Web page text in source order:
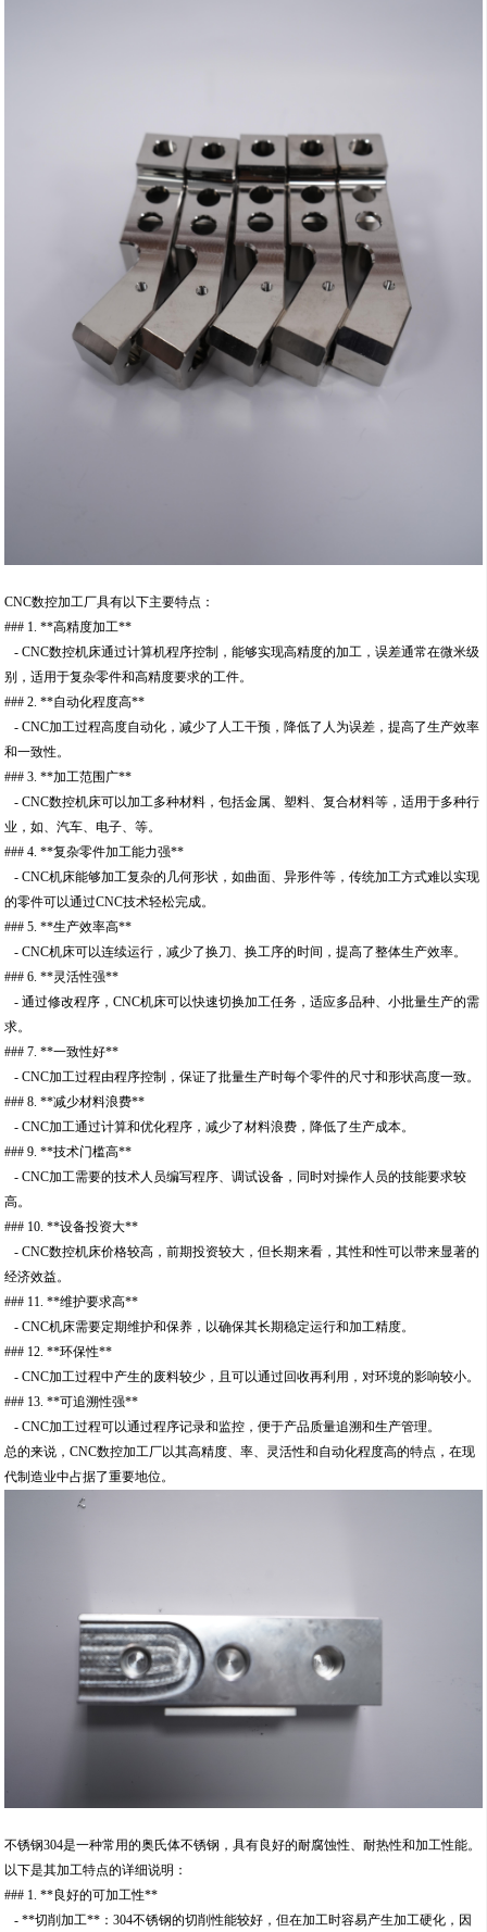
CNC数控加工厂具有以下主要特点：
### 1. **高精度加工**
- CNC数控机床通过计算机程序控制，能够实现高精度的加工，误差通常在微米级
别，适用于复杂零件和高精度要求的工件。
### 2. **自动化程度高**
- CNC加工过程高度自动化，减少了人工干预，降低了人为误差，提高了生产效率
和一致性。
### 3. **加工范围广**
- CNC数控机床可以加工多种材料，包括金属、塑料、复合材料等，适用于多种行
业，如、汽车、电子、等。
### 4. **复杂零件加工能力强**
- CNC机床能够加工复杂的几何形状，如曲面、异形件等，传统加工方式难以实现
的零件可以通过CNC技术轻松完成。
### 5. **生产效率高**
- CNC机床可以连续运行，减少了换刀、换工序的时间，提高了整体生产效率。
### 6. **灵活性强**
- 通过修改程序，CNC机床可以快速切换加工任务，适应多品种、小批量生产的需
求。
### 7. **一致性好**
- CNC加工过程由程序控制，保证了批量生产时每个零件的尺寸和形状高度一致。
### 8. **减少材料浪费**
- CNC加工通过计算和优化程序，减少了材料浪费，降低了生产成本。
### 9. **技术门槛高**
- CNC加工需要的技术人员编写程序、调试设备，同时对操作人员的技能要求较
高。
### 10. **设备投资大**
- CNC数控机床价格较高，前期投资较大，但长期来看，其性和性可以带来显著的
经济效益。
### 11. **维护要求高**
- CNC机床需要定期维护和保养，以确保其长期稳定运行和加工精度。
### 12. **环保性**
- CNC加工过程中产生的废料较少，且可以通过回收再利用，对环境的影响较小。
### 13. **可追溯性强**
- CNC加工过程可以通过程序记录和监控，便于产品质量追溯和生产管理。
总的来说，CNC数控加工厂以其高精度、率、灵活性和自动化程度高的特点，在现
代制造业中占据了重要地位。
不锈钢304是一种常用的奥氏体不锈钢，具有良好的耐腐蚀性、耐热性和加工性能。
以下是其加工特点的详细说明：
### 1. **良好的可加工性**
- **切削加工**：304不锈钢的切削性能较好，但在加工时容易产生加工硬化，因